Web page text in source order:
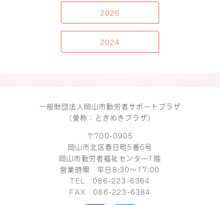
2026
2024
一般財団法人岡山市勤労者サポートプラザ
（愛称：ときめきプラザ）
〒700-0905
岡山市北区春日町5番6号
岡山市勤労者福祉センター1階
営業時間 平日8:30～17:00
TEL086-223-6364
FAX 086-223-6384